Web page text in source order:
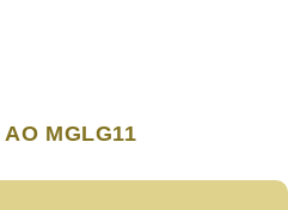
AO MGLG11